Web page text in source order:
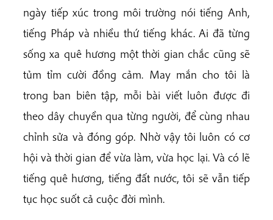
ngày tiếp xúc trong môi trường nói tiếng Anh,
tiếng Pháp và nhiều thứ tiếng khác. Ai đã từng
sống xa quê hương một thời gian chắc cũng sẽ
tủm tỉm cười đồng cảm. May mắn cho tôi là
trong ban biên tập, mỗi bài viết luôn được đi
theo dây chuyền qua từng người, để cùng nhau
chỉnh sửa và đóng góp. Nhờ vậy tôi luôn có cơ
hội và thời gian để vừa làm, vừa học lại. Và có lẽ
tiếng quê hương, tiếng đất nước, tôi sẽ vẫn tiếp
tục học suốt cả cuộc đời mình.